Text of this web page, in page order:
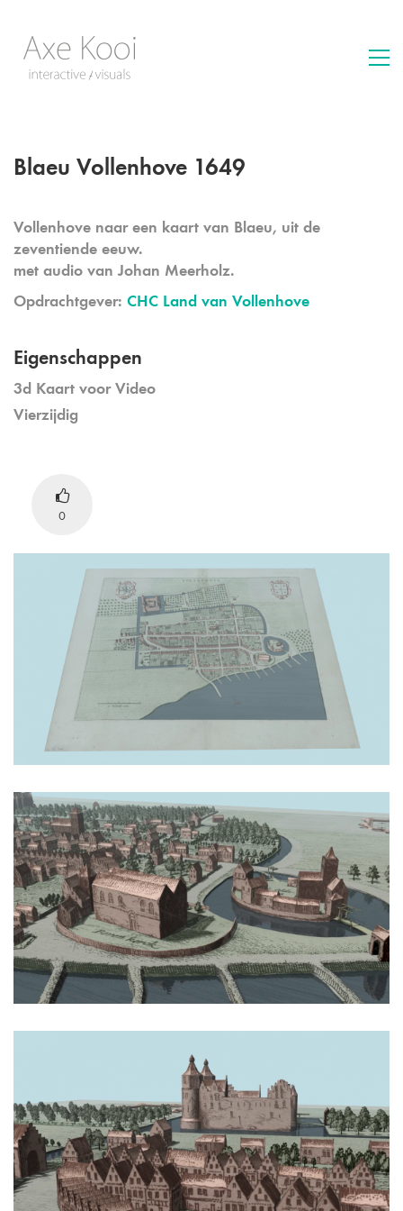
Blaeu Vollenhove 1649
Vollenhove naar een kaart van Blaeu, uit de
zeventiende eeuw.
met audio van Johan Meerholz.
Opdrachtgever: CHC Land van Vollenhove
Eigenschappen
3d Kaart voor Video
Vierzijdig
0